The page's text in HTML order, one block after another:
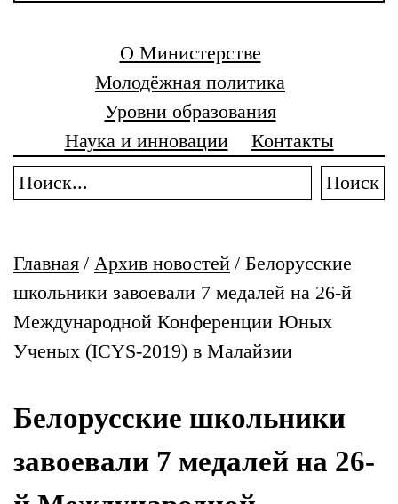
О Министерстве
Молодёжная политика
Уровни образования
Наука и инновации
Контакты
Поиск
Главная / Архив новостей / Белорусские
школьники завоевали 7 медалей на 26-й
Международной Конференции Юных
Ученых (ICYS-2019) в Малайзии
Белорусские школьники
завоевали 7 медалей на 26-